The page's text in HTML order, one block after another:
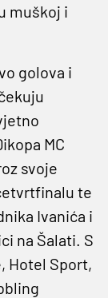
muškoj i
golova i
MC
svoje
te
Ivanića i
na Šalati. S
Hotel Sport,